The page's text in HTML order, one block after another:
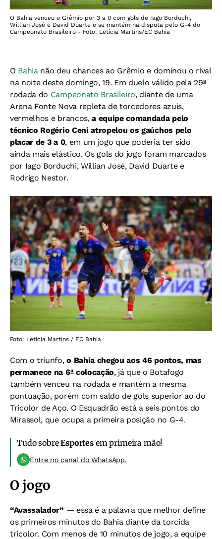
O Bahia venceu o Grêmio por 3 a 0 com gols de Iago Borduchi,
Willian José e David Duarte e se mantém na disputa pelo G-4 do
Campeonato Brasileiro - Foto: Letícia Martins/EC Bahia
O Bahianão deu chances ao Grêmio e dominou o rival
na noite deste domingo, 19. Em duelo válido pela 29ª
rodada do Campeonato Brasileiro, diante de uma
Arena Fonte Nova repleta de torcedores azuis,
vermelhos e brancos,a equipe comandada pelo
técnico Rogério Ceni atropelou os gaúchos pelo
placar de 3 a 0, em um jogo que poderia ter sido
ainda mais elástico. Os gols do jogo foram marcados
por Iago Borduchi, Willian José, David Duarte e
Rodrigo Nestor.
Foto: Letícia Martins / EC Bahia
Com o triunfo,o Bahia chegou aos 46 pontos, mas
permanece na 6ª colocação, já que o Botafogo
também venceu na rodada e mantém a mesma
pontuação, porém com saldo de gols superior ao do
Tricolor de Aço. O Esquadrão está a seis pontos do
Mirassol, que ocupa a primeira posição no G-4.
Tudo sobreEsportesem primeira mão!
Entre no canal do WhatsApp.
O jogo
“Avassalador” — essa é a palavra que melhor define
os primeiros minutos do Bahia diante da torcida
tricolor. Com menos de 10 minutos de jogo, a equipe